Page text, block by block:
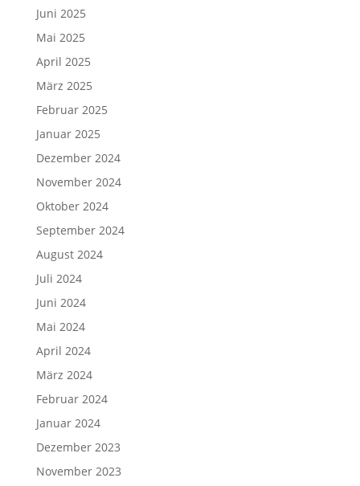
Juni 2025
Mai 2025
April 2025
März 2025
Februar 2025
Januar 2025
Dezember 2024
November 2024
Oktober 2024
September 2024
August 2024
Juli 2024
Juni 2024
Mai 2024
April 2024
März 2024
Februar 2024
Januar 2024
Dezember 2023
November 2023